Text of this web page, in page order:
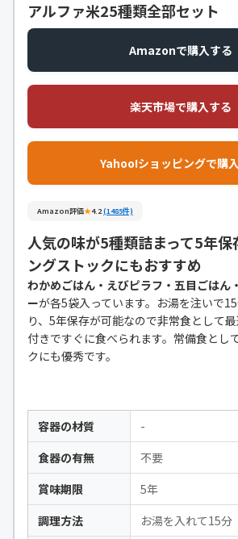
アルファ米25種類全部セット
Amazonで購入する
楽天市場で購入する
Yahoo!ショッピングで購
Amazon評価★4.2(1485件)
人気の味が5種類詰まって5年保
ングストックにもおすすめ
わかめごはん・えびピラフ・五目ごはん
ーが各5袋入っています。お湯を注いで
り、5年保存が可能なので非常食として
付きですぐに食べられます。常備食とし
クにも優秀です。
容器の材質
-
食器の有無
不要
賞味期限
5年
調理方法
お湯を入れて15分